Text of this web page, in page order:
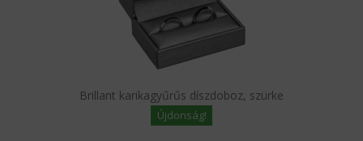
Brillant karikagyűrűs díszdoboz, szürke
Újdonság!